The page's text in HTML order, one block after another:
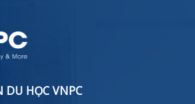
DU HỌC VNPC